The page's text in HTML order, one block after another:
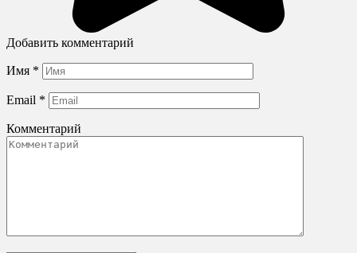
Добавить комментарий
Имя *
Email *
Комментарий